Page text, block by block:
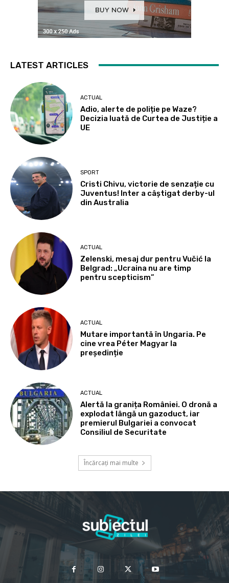
LATEST ARTICLES
ACTUAL
Adio, alerte de poliție pe Waze?
Decizia luată de Curtea de Justiție a
UE
SPORT
Cristi Chivu, victorie de senzație cu
Juventus! Inter a câștigat derby-ul
din Australia
ACTUAL
Zelenski, mesaj dur pentru Vučić la
Belgrad: „Ucraina nu are timp
pentru scepticism”
ACTUAL
Mutare importantă în Ungaria. Pe
cine vrea Péter Magyar la
președinție
ACTUAL
Alertă la granița României. O dronă a
explodat lângă un gazoduct, iar
premierul Bulgariei a convocat
Consiliul de Securitate
Încărcați mai multe